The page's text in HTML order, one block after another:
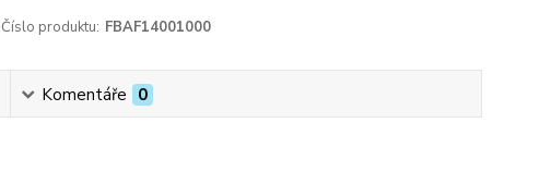
Číslo produktu: FBAF14001000
Komentáře 0